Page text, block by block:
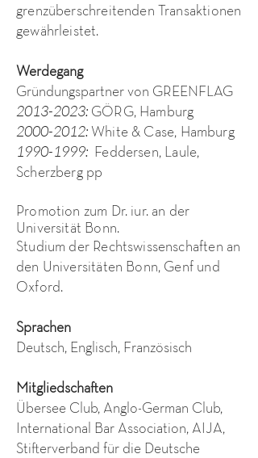
grenzüberschreitenden Transaktionen
gewährleistet.
Werdegang
Gründungspartner von GREENFLAG
2013-2023: GÖRG, Hamburg
2000-2012:White & Case, Hamburg
1990-1999: Feddersen, Laule,
Scherzberg pp
Promotion zum Dr. iur. an der
Universität Bonn.
Studium der Rechtswissenschaften an
den Universitäten Bonn, Genf und
Oxford.
Sprachen
Deutsch, Englisch, Französisch
Mitgliedschaften
Übersee Club, Anglo-German Club,
International Bar Association, AIJA,
Stifterverband für die Deutsche